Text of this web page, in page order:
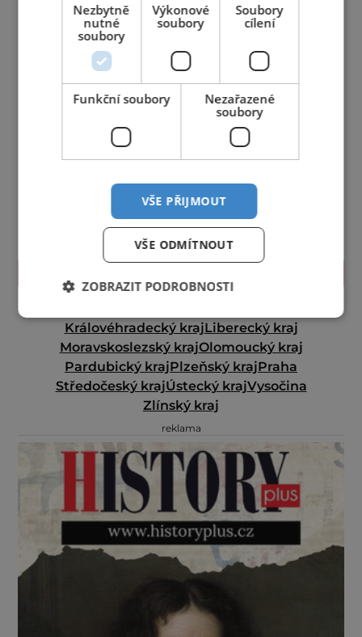
Královéhradecký krajLiberecký kraj
Moravskoslezský krajOlomoucký kraj
Pardubický krajPlzeňský krajPraha
Středočeský krajÚstecký krajVysočina
Zlínský kraj
reklama
Nezbytně
nutné
soubory
Výkonové
soubory
Soubory
cílení
Funkční soubory
Nezařazené
soubory
VŠE PŘIJMOUT
VŠE ODMÍTNOUT
ZOBRAZIT PODROBNOSTI